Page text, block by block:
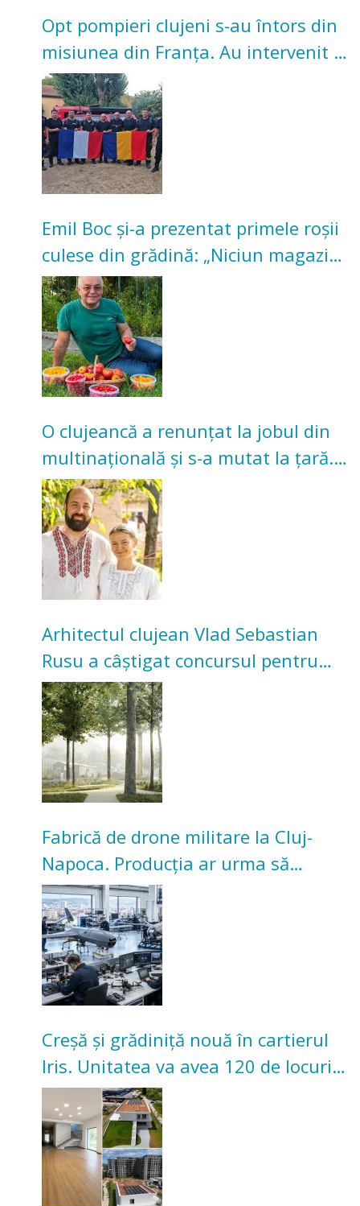
Opt pompieri clujeni s-au întors din
misiunea din Franța. Au intervenit la
incendii de vegetație și pădure
Emil Boc și-a prezentat primele roșii
culese din grădină: „Niciun magazin
nu poate oferi această satisfacție”
O clujeancă a renunțat la jobul din
multinațională și s-a mutat la țară.
Acum cultivă legume în grădina
bunicilor
Arhitectul clujean Vlad Sebastian
Rusu a câștigat concursul pentru
transformarea Grădinii Casei
Universitarilor
Fabrică de drone militare la Cluj-
Napoca. Producția ar urma să
înceapă în toamna acestui an
Creșă și grădiniță nouă în cartierul
Iris. Unitatea va avea 120 de locuri
pentru copii